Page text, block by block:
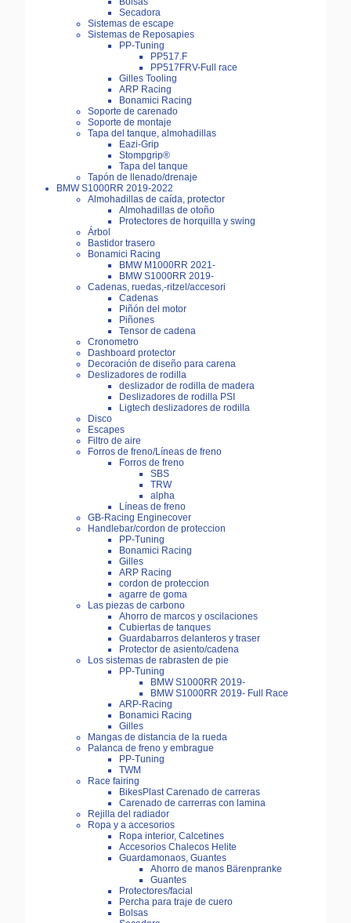
Secadora
Sistemas de escape
Sistemas de Reposapies
PP-Tuning
PP517.F
PP517FRV-Full race
Gilles Tooling
ARP Racing
Bonamici Racing
Soporte de carenado
Soporte de montaje
Tapa del tanque, almohadillas
Eazi-Grip
Stompgrip®
Tapa del tanque
Tapón de llenado/drenaje
BMW S1000RR 2019-2022
Almohadillas de caída, protector
Almohadillas de otoño
Protectores de horquilla y swing
Árbol
Bastidor trasero
Bonamici Racing
BMW M1000RR 2021-
BMW S1000RR 2019-
Cadenas, ruedas,-ritzel/accesori
Cadenas
Piñón del motor
Piñones
Tensor de cadena
Cronometro
Dashboard protector
Decoración de diseño para carena
Deslizadores de rodilla
deslizador de rodilla de madera
Deslizadores de rodilla PSI
Ligtech deslizadores de rodilla
Disco
Escapes
Filtro de aire
Forros de freno/Líneas de freno
Forros de freno
SBS
TRW
alpha
Líneas de freno
GB-Racing Enginecover
Handlebar/cordon de proteccion
PP-Tuning
Bonamici Racing
Gilles
ARP Racing
cordon de proteccion
agarre de goma
Las piezas de carbono
Ahorro de marcos y oscilaciones
Cubiertas de tanques
Guardabarros delanteros y traser
Protector de asiento/cadena
Los sistemas de rabrasten de pie
PP-Tuning
BMW S1000RR 2019-
BMW S1000RR 2019- Full Race
ARP-Racing
Bonamici Racing
Gilles
Mangas de distancia de la rueda
Palanca de freno y embrague
PP-Tuning
TWM
Race fairing
BikesPlast Carenado de carreras
Carenado de carrerras con lamina
Rejilla del radiador
Ropa y a accesorios
Ropa interior, Calcetines
Accesorios Chalecos Helite
Guardamonaos, Guantes
Ahorro de manos Bärenpranke
Guantes
Protectores/facial
Percha para traje de cuero
Bolsas